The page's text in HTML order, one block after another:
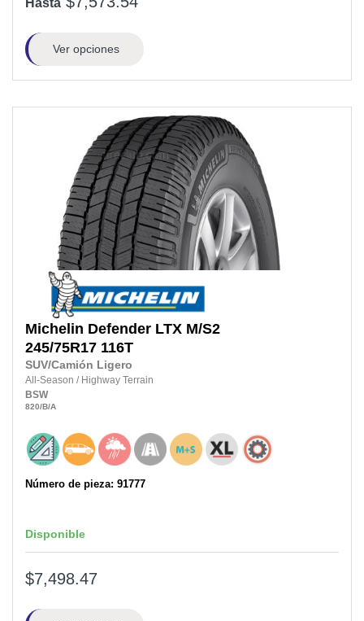
Hasta
Ver opciones
Michelin Defender LTX M/S2
245/75R17 116T
SUV/Camión Ligero
All-Season / Highway Terrain
BSW
820/B/A
Número de pieza: 91777
Disponible
$7,498.47